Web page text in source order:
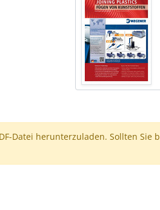
Datei herunterzuladen. Sollten Sie